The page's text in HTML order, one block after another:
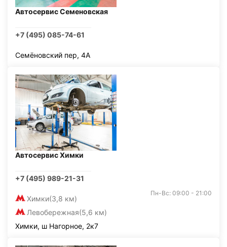
Автосервис Семеновская
+7 (495) 085-74-61
Семёновский пер, 4А
Автосервис Химки
+7 (495) 989-21-31
Химки(3,8 км)
Левобережная(5,6 км)
Пн-Вс: 09:00 - 21:00
Химки, ш Нагорное, 2к7